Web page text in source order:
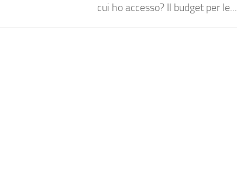
cui ho accesso? Il budget per le...